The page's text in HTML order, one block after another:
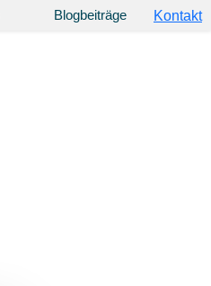
Blogbeiträge Kontakt